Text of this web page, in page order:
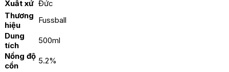
Xuất xứ Đức
Thương
hiệu
Fussball
Dung
tích
500ml
Nồng độ
cồn
5.2%